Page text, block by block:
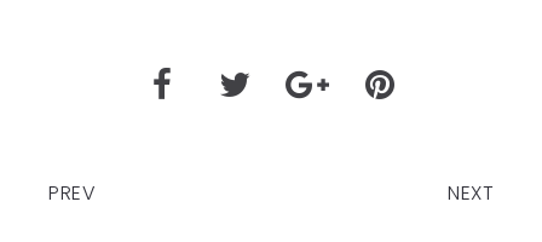
PREV NEXT